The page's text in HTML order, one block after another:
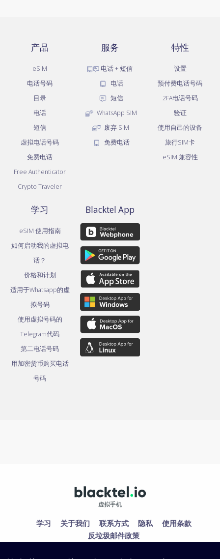
产品
eSIM
电话号码
目录
电话
短信
虚拟电话号码
免费电话
Free Authenticator
Crypto Traveler
服务
电话 + 短信
电话
短信
WhatsApp SIM
废弃 SIM
免费电话
特性
设置
预付费电话号码
2FA电话号码
验证
使用自己的设备
旅行SIM卡
eSIM 兼容性
学习
eSIM 使用指南
如何启动我的虚拟电
话？
价格和计划
适用于Whatsapp的虚
拟号码
使用虚拟号码的
Telegram代码
第二电话号码
用加密货币购买电话
号码
Blacktel App
虚拟手机
学习 关于我们 联系方式 隐私
使用条款
反垃圾邮件政策